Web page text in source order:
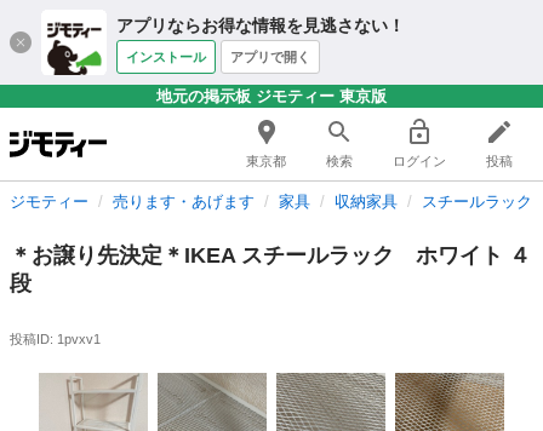
アプリならお得な情報を見逃さない！
インストール アプリで開く
地元の掲示板 ジモティー 東京版
東京都 検索 ログイン 投稿
ジモティー 売ります・あげます 家具 収納家具 スチールラック
＊お譲り先決定＊IKEA スチールラック ホワイト ４
段
投稿ID: 1pvxv1